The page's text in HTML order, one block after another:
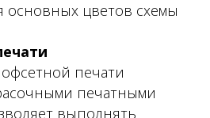
основных цветов схемы
печати
печатными
выполнять